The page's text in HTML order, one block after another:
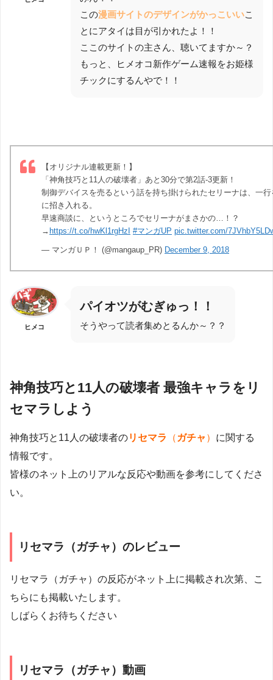
この漫画サイトのデザインがかっこいいこ
とにアタイは目が引かれたよ！！
ここのサイトの主さん、聴いてますか～？
もっと、ヒメオコ新作ゲーム速報をお姫様
チックにするんやで！！
【オリジナル連載更新！】
「神角技巧と11人の破壊者」あと30分で第2話-3更新！
制御デバイスを売るという話を持ち掛けられたセリーナは、一
に招き入れる。
早速商談に、というところでセリーナがまさかの…！？
→ https://t.co/hwKl1rgHzI #マンガUP pic.twitter.com/
— マンガＵＰ！ (@mangaup_PR) December 9, 2018
ヒメコ
パイオツがむぎゅっ！！
そうやって読者集めとるんか～？？
神角技巧と11人の破壊者 最強キャラをリ
セマラしよう
神角技巧と11人の破壊者のリセマラ （ガチャ ） に関する
情報です。
皆様のネット上のリアルな反応や動画を参考にしてくださ
い。
リセマラ（ガチャ）のレビュー
リセマラ（ガチャ）の反応がネット上に掲載され次第、こ
ちらにも掲載いたします。
しばらくお待ちください
リセマラ（ガチャ）動画